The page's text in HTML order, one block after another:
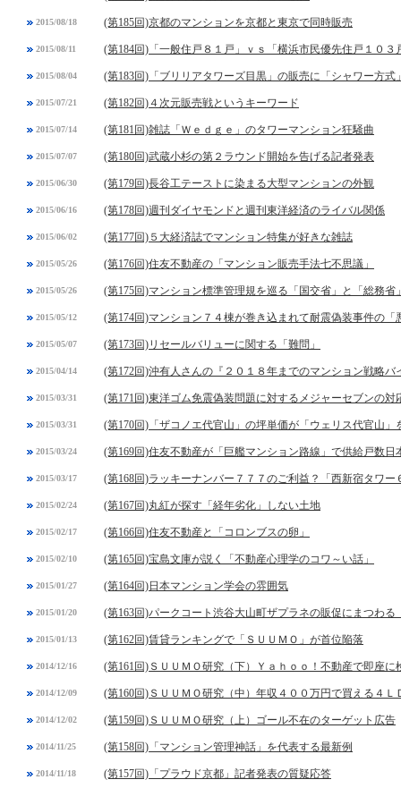
2015/08/18 (第185回)京都のマンションを京都と東京で同時販売
2015/08/11 (第184回)「一般住戸８１戸」ｖｓ「横浜市民優先住戸１０３
2015/08/04 (第183回)「ブリリアタワーズ目黒」の販売に「シャワー方式
2015/07/21 (第182回)４次元販売戦というキーワード
2015/07/14 (第181回)雑誌「Ｗｅｄｇｅ」のタワーマンション狂騒曲
2015/07/07 (第180回)武蔵小杉の第２ラウンド開始を告げる記者発表
2015/06/30 (第179回)長谷工テーストに染まる大型マンションの外観
2015/06/16 (第178回)週刊ダイヤモンドと週刊東洋経済のライバル関係
2015/06/02 (第177回)５大経済誌でマンション特集が好きな雑誌
2015/05/26 (第176回)住友不動産の「マンション販売手法七不思議」
2015/05/26 (第175回)マンション標準管理規を巡る「国交省」と「総務省
2015/05/12 (第174回)マンション７４棟が巻き込まれて耐震偽装事件の「
2015/05/07 (第173回)リセールバリューに関する「難問」
2015/04/14 (第172回)沖有人さんの『２０１８年までのマンション戦略バ
2015/03/31 (第171回)東洋ゴム免震偽装問題に対するメジャーセブンの対
2015/03/31 (第170回)「ザコノエ代官山」の坪単価が「ウェリス代官山」
2015/03/24 (第169回)住友不動産が「巨艦マンション路線」で供給戸数日
2015/03/17 (第168回)ラッキーナンバー７７７のご利益？「西新宿タワー
2015/02/24 (第167回)丸紅が探す「経年劣化」しない土地
2015/02/17 (第166回)住友不動産と「コロンブスの卵」
2015/02/10 (第165回)宝島文庫が説く「不動産心理学のコワ～い話」
2015/01/27 (第164回)日本マンション学会の雰囲気
2015/01/20 (第163回)パークコート渋谷大山町ザプラネの販促にまつわる
2015/01/13 (第162回)賃貸ランキングで「ＳＵＵＭＯ」が首位陥落
2014/12/16 (第161回)ＳＵＵＭＯ研究（下）Ｙａｈｏｏ！不動産で即座に
2014/12/09 (第160回)ＳＵＵＭＯ研究（中）年収４００万円で買える４Ｌ
2014/12/02 (第159回)ＳＵＵＭＯ研究（上）ゴール不在のターゲット広告
2014/11/25 (第158回)「マンション管理神話」を代表する最新例
2014/11/18 (第157回)「プラウド京都」記者発表の質疑応答